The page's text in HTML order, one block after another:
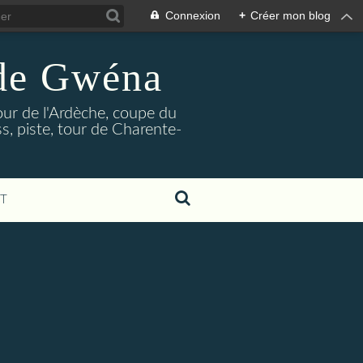
Connexion + Créer mon blog
Gwéna
de l'Ardèche, coupe du
piste, tour de Charente-